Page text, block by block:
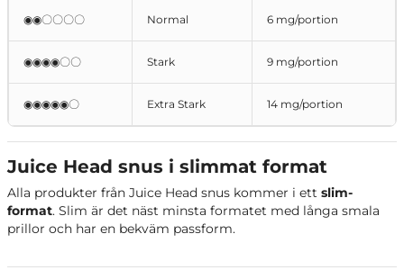
◉◉〇〇〇〇 Normal 6 mg/portion
◉◉◉◉〇〇 Stark 9 mg/portion
◉◉◉◉◉〇 Extra Stark 14 mg/portion
Juice Head snus i slimmat format
Alla produkter från Juice Head snus kommer i ett slim-
format. Slim är det näst minsta formatet med långa smala
prillor och har en bekväm passform.